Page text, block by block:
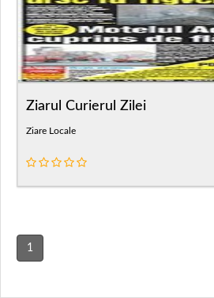
Ziarul Curierul Zilei
Ziare Locale
1